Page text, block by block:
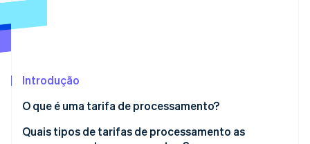
Radar
Incorporação de startups
Remoção de carbono
Identity
Introdução
O que é uma tarifa de processamento?
Quais tipos de tarifas de processamento as